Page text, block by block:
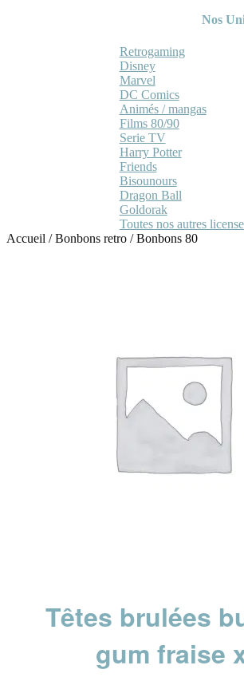
Nos
Retrogaming
Disney
Marvel
DC Comics
Animés / mangas
Films 80/90
Serie TV
Harry Potter
Friends
Bisounours
Dragon Ball
Goldorak
Toutes nos autres
Accueil /Bonbons retro /Bonbons 80
Têtes brulées
gum fraise